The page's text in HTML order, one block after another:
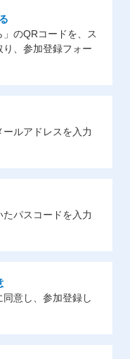
のQRコードを、ス
、参加登録フォー
ルアドレスを入力
パスコードを入力
意し、参加登録し